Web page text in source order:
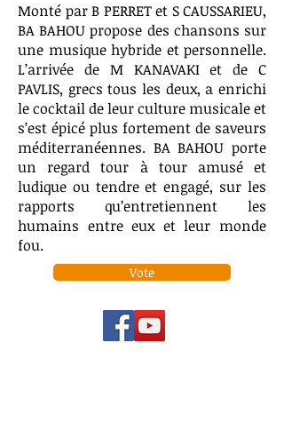
Monté par B PERRET et S CAUSSARIEU,
BA BAHOU propose des chansons sur
une musique hybride et personnelle.
L’arrivée de M KANAVAKI et de C
PAVLIS, grecs tous les deux, a enrichi
le cocktail de leur culture musicale et
s’est épicé plus fortement de saveurs
méditerranéennes.​ BA BAHOU porte
un regard tour à tour amusé et
ludique ou tendre et engagé, sur les
rapports qu’entretiennent les
humains entre eux et leur monde
fou.
Vote